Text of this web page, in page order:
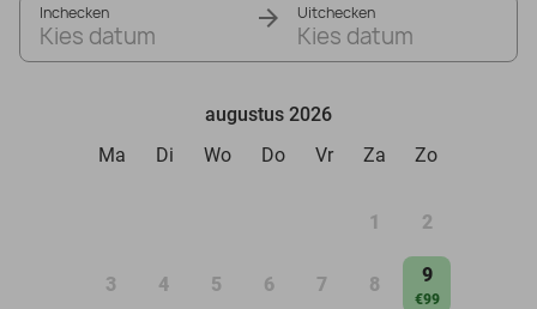
Inchecken
Kies datum
Uitchecken
Kies datum
augustus 2026
Ma
Di Wo Do Vr Za Zo
1 2
3 4 5 6 7 8 9
€99